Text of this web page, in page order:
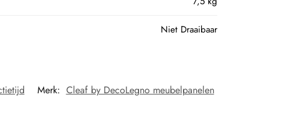
Niet Draaibaar
Merk: Cleaf by DecoLegno meubelpanelen